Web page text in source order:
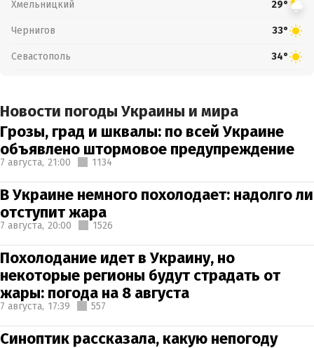
Хмельницкий 29°
Чернигов 33°
Севастополь 34°
Новости погоды Украины и мира
Грозы, град и шквалы: по всей Украине
объявлено штормовое предупреждение
7 августа, 21:00 1134
В Украине немного похолодает: надолго ли
отступит жара
7 августа, 20:00 1526
Похолодание идет в Украину, но
некоторые регионы будут страдать от
жары: погода на 8 августа
7 августа, 17:39 557
Синоптик рассказала, какую непогоду